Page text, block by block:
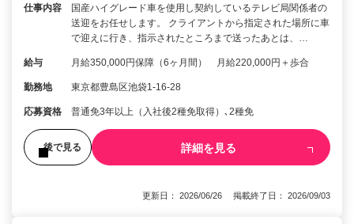
仕事内容
国産ハイグレード車を使用し契約しているテレビ局関係者の
送迎をお任せします。 クライアントから指定された場所に車
で迎えに行き、指示されたところまで送ったあとは、…
給与 月給350,000円保障（6ヶ月間） 月給220,000円＋歩合
勤務地 東京都豊島区池袋1-16-28
応募資格 普通免3年以上（入社後2種免取得）､2種免
後で見る 詳細を見る
更新日： 2026/06/26 掲載終了日： 2026/09/03